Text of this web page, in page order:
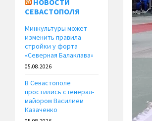
НОВОСТИ
СЕВАСТОПОЛЯ
Минкультуры может
изменить правила
стройки у форта
«Северная Балаклава»
05.08.2026
В Севастополе
простились с генерал-
майором Василием
Казаченко